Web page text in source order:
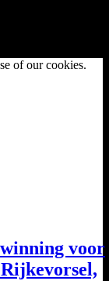
of our cookies.
voor